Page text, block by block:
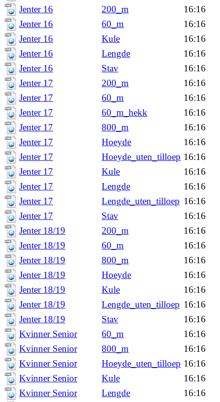
Jenter 16
200_m
16:16
Jenter 16
60_m
16:16
Jenter 16
Kule
16:16
Jenter 16
Lengde
16:16
Jenter 16
Stav
16:16
Jenter 17
200_m
16:16
Jenter 17
60_m
16:16
Jenter 17
60_m_hekk
16:16
Jenter 17
800_m
16:16
Jenter 17
Hoeyde
16:16
Jenter 17
Hoeyde_uten_tilloep 16:16
Jenter 17
Kule
16:16
Jenter 17
Lengde
16:16
Jenter 17
Lengde_uten_tilloep 16:16
Jenter 17
Stav
16:16
Jenter 18/19
200_m
16:16
Jenter 18/19
60_m
16:16
Jenter 18/19
800_m
16:16
Jenter 18/19
Hoeyde
16:16
Jenter 18/19
Kule
16:16
Jenter 18/19
Lengde_uten_tilloep 16:16
Jenter 18/19
Stav
16:16
Kvinner Senior
60_m
16:16
Kvinner Senior
800_m
16:16
Kvinner Senior
Hoeyde_uten_tilloep 16:16
Kvinner Senior
Kule
16:16
Kvinner Senior
Lengde
16:16